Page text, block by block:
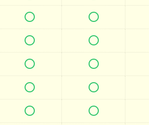
 
 
 
 
 